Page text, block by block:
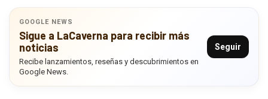
GOOGLE NEWS
Sigue a LaCaverna para recibir más
noticias
Recibe lanzamientos, reseñas y descubrimientos en
Google News.
Seguir